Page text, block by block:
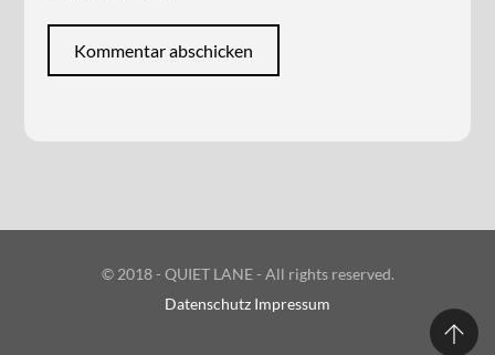
© 2018 - QUIET LANE - All rights reserved.
Datenschutz Impressum